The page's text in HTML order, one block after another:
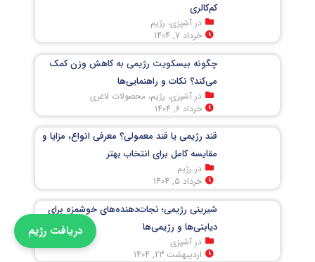
کم‌کالری
در آشپزی، رژیم
خرداد 7, 1404
چگونه بیسکویت رژیمی به کاهش وزن کمک
می‌کند؟ نکات و راهنمایی‌ها
در آشپزی، رژیم، محصولات لاغری
خرداد 6, 1404
قند رژیمی یا قند معمولی؟ معرفی انواع، مزایا و
مقایسه کامل برای انتخاب بهتر
در رژیم
خرداد 5, 1404
شیرینی رژیمی؛ نجات‌دهنده‌های خوشمزه برای
دیابتی‌ها و رژیمی‌ها
در آشپزی
اردیبهشت 23, 1404
دریافت رژیم